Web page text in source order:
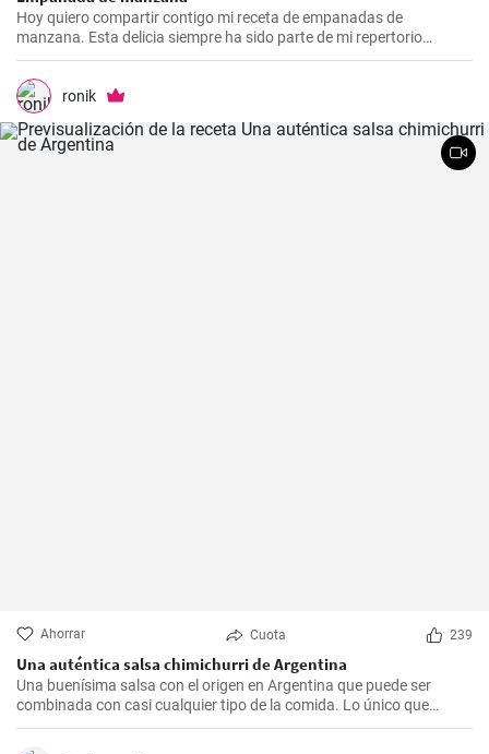
Hoy quiero compartir contigo mi receta de empanadas de
manzana. Esta delicia siempre ha sido parte de mi repertorio
culinario. Me gusta hacerlas en epocas de frio para endulzar el
paladar y demostrar que no sólo las empanadas saladas pueden
hacerte feliz. Es un postre que nunca falla en las reuniones
familiares y siempre impresiona a los invitados. Espero que la
disfrutes tanto como yo.
ronik
Ahorrar Cuota 239
Una auténtica salsa chimichurri de Argentina
Una buenísima salsa con el origen en Argentina que puede ser
combinada con casi cualquier tipo de la comida. Lo único que
debería hacer es seguir la receta presente.